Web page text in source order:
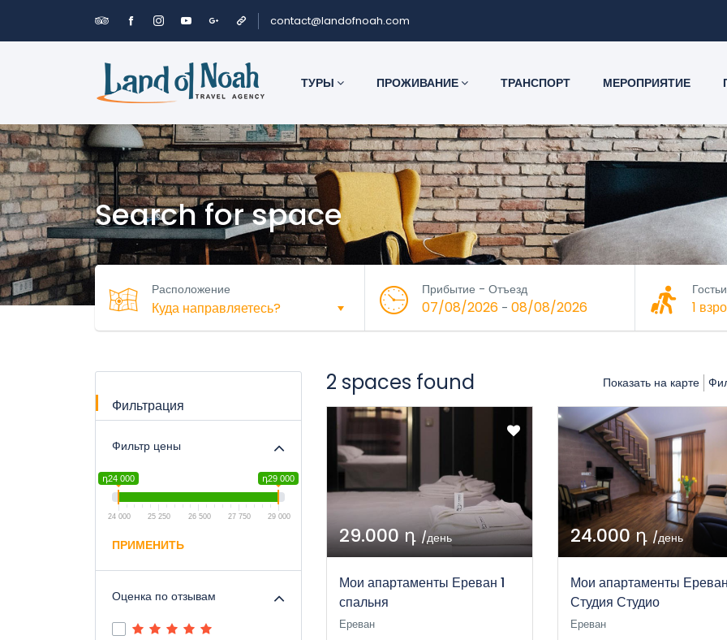
contact@landofnoah.com
ТУРЫ ПРОЖИВАНИЕ ТРАНСПОРТ МЕРОПРИЯТИЕ
Search for space
Расположение Прибытие - Отъезд
07/08/2026 - 08/08/2026
Гостьи
1
Фильтрация
Фильтр цены
դ24 000 դ29 000
24 000 25 250 26 500 27 750 29 000
ПРИМЕНИТЬ
Оценка по отзывам
2 spaces found Показать на карте
29.000 դ/день
Мои апартаменты Ереван 1
спальня
Ереван
24.000 դ/день
Мои апартаменты
Студия Студио
Ереван